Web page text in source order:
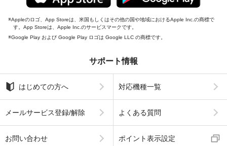
Appleのロゴ、App Storeは、米国もしくはその他の国や地域におけるApple Inc.の商標で
す。App Storeは、Apple Inc.のサービスマークです。
Google Play および Google Play ロゴは Google LLC の商標です。
サポート情報
はじめての方へ 対応機種一覧
メールサービス登録/解除 よくある質問
お問い合わせ ポイント表示設定